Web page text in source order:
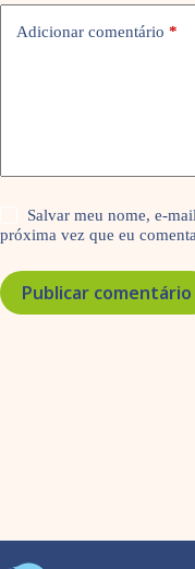
Adicionar comentário *
Salvar meu nome, e-
próxima vez que eu
Publicar comentário